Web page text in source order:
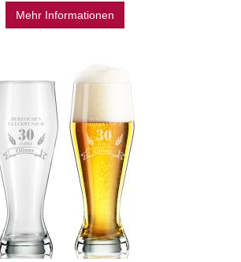
Mehr Informationen